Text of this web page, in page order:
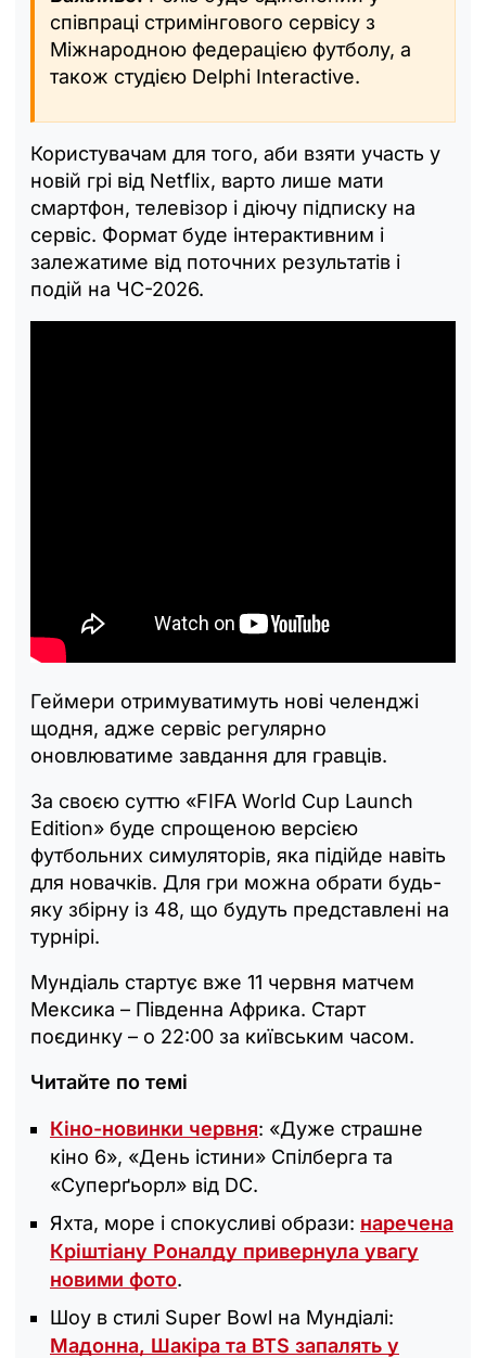
співпраці стримінгового сервісу з
Міжнародною федерацією футболу, а
також студією Delphi Interactive.
Користувачам для того, аби взяти участь у
новій грі від Netflix, варто лише мати
смартфон, телевізор і діючу підписку на
сервіс. Формат буде інтерактивним і
залежатиме від поточних результатів і
подій на ЧС-2026.
Геймери отримуватимуть нові челенджі
щодня, адже сервіс регулярно
оновлюватиме завдання для гравців.
За своєю суттю «FIFA World Cup Launch
Edition» буде спрощеною версією
футбольних симуляторів, яка підійде навіть
для новачків. Для гри можна обрати будь-
яку збірну із 48, що будуть представлені на
турнірі.
Мундіаль стартує вже 11 червня матчем
Мексика – Південна Африка. Старт
поєдинку – о 22:00 за київським часом.
Читайте по темі
Кіно-новинки червня: «Дуже страшне
кіно 6», «День істини» Спілберга та
«Суперґьорл» від DC.
Яхта, море і спокусливі образи: наречена
Кріштіану Роналду привернула увагу
новими фото.
Шоу в стилі Super Bowl на Мундіалі:
Мадонна, Шакіра та BTS запалять у